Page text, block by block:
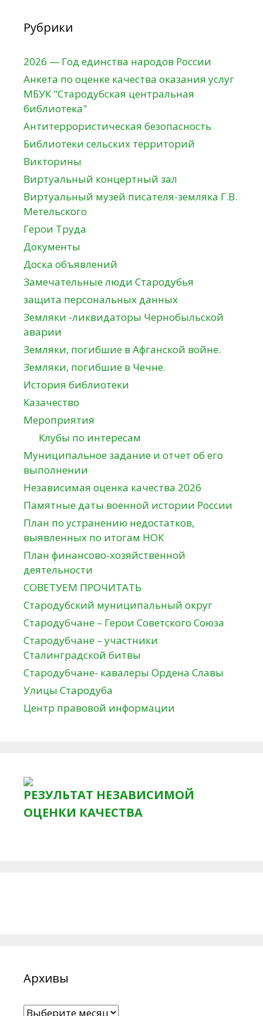
Рубрики
2026 — Год единства народов России
Анкета по оценке качества оказания услуг
МБУК "Стародубская центральная
библиотека"
Антитеррористическая безопасность
Библиотеки сельских территорий
Викторины
Виртуальный концертный зал
Виртуальный музей писателя-земляка Г.В.
Метельского
Герои Труда
Документы
Доска объявлений
Замечательные люди Стародубья
защита персональных данных
Земляки -ликвидаторы Чернобыльской
аварии
Земляки, погибшие в Афганской войне.
Земляки, погибшие в Чечне.
История библиотеки
Казачество
Мероприятия
Клубы по интересам
Муниципальное задание и отчет об его
выполнении
Независимая оценка качества 2026
Памятные даты военной истории России
План по устранению недостатков,
выявленных по итогам НОК
План финансово-хозяйственной
деятельности
СОВЕТУЕМ ПРОЧИТАТЬ
Стародубский муниципальный округ
Стародубчане – Герои Советского Союза
Стародубчане – участники
Сталинградской битвы
Стародубчане- кавалеры Ордена Славы
Улицы Стародуба
Центр правовой информации
РЕЗУЛЬТАТ НЕЗАВИСИМОЙ
ОЦЕНКИ КАЧЕСТВА
Архивы
Архивы